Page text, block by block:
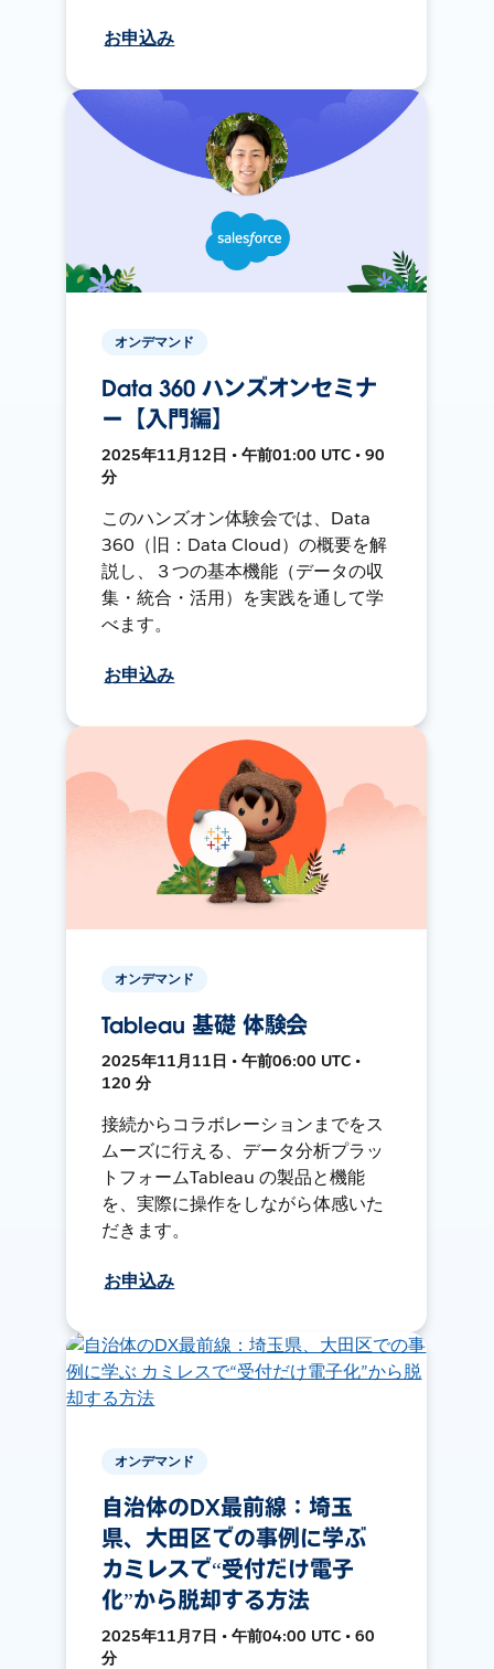
お申込み
オンデマンド
Data 360 ハンズオンセミナ
ー【入門編】
2025年11月12日 • 午前01:00 UTC • 90
分
このハンズオン体験会では、Data
360（旧：Data Cloud）の概要を解
説し、３つの基本機能（データの収
集・統合・活用）を実践を通して学
べます。
お申込み
オンデマンド
Tableau 基礎 体験会
2025年11月11日 • 午前06:00 UTC •
120 分
接続からコラボレーションまでをス
ムーズに行える、データ分析プラッ
トフォームTableau の製品と機能
を、実際に操作をしながら体感いた
だきます。
お申込み
オンデマンド
自治体のDX最前線：埼玉
県、大田区での事例に学ぶ
カミレスで“受付だけ電子
化”から脱却する方法
2025年11月7日 • 午前04:00 UTC • 60
分